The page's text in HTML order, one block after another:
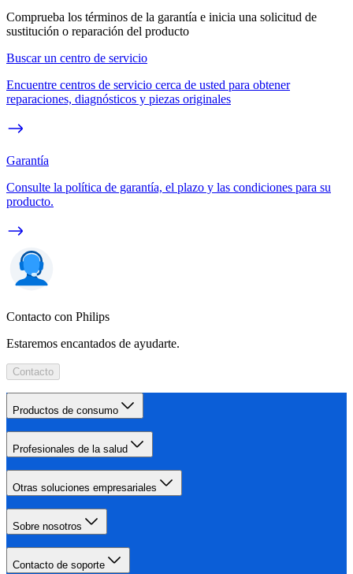
Comprueba los términos de la garantía e inicia una solicitud de
sustitución o reparación del producto
Buscar un centro de servicio
Encuentre centros de servicio cerca de usted para obtener
reparaciones, diagnósticos y piezas originales
Garantía
Consulte la política de garantía, el plazo y las condiciones para su
producto.
Contacto con Philips
Estaremos encantados de ayudarte.
Contacto
Productos de consumo
Profesionales de la salud
Otras soluciones empresariales
Sobre nosotros
Contacto de soporte